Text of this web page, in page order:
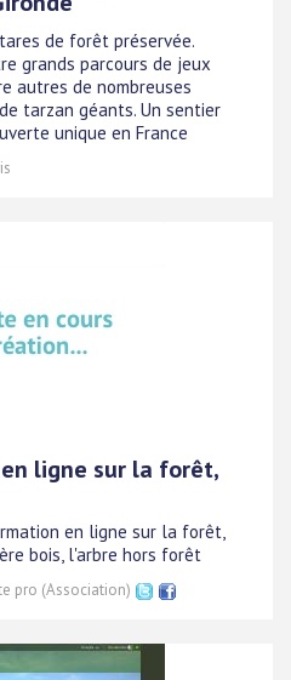
de forêt préservée.
grands parcours de jeux
autres de nombreuses
tarzan géants. Un sentier
unique en France
ligne sur la forêt,
en ligne sur la forêt,
bois, l'arbre hors forêt
pro (Association)